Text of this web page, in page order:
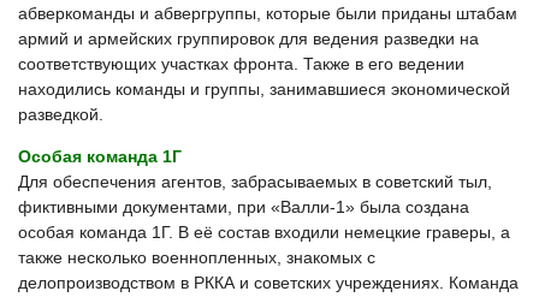
абверкоманды и абвергруппы, которые были приданы штабам
армий и армейских группировок для ведения разведки на
соответствующих участках фронта. Также в его ведении
находились команды и группы, занимавшиеся экономической
разведкой.
Особая команда 1Г
Для обеспечения агентов, забрасываемых в советский тыл,
фиктивными документами, при «Валли-1» была создана
особая команда 1Г. В её состав входили немецкие граверы, а
также несколько военнопленных, знакомых с
делопроизводством в РККА и советских учреждениях. Команда